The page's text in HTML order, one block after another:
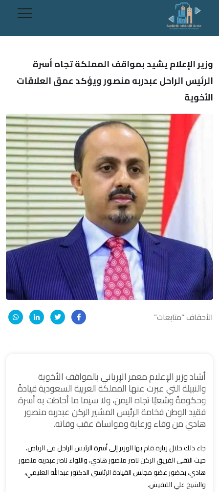
وزير الإعلام يشيد بمواقف المملكة تجاه أسرة
الرئيس الراحل عبدربه منصور ويؤكد عمق العلاقات
الأخوية
الأحقاف “متابعات”
أشاد وزير الإعلام معمر الإرياني بالمواقف الأخوية
والنبيلة التي عبرت عنها المملكة العربية السعودية قيادةً
وحكومةً وشعبًا تجاه اليمن، ولا سيما ما أحاطت به أسرة
فقيد الوطن فخامة الرئيس المشير الركن عبدربه منصور
هادي من وفاء ورعاية ومواساة عقب وفاته.
جاء ذلك خلال زيارة قام بها الوزير إلى أسرة الرئيس الراحل في الرياض،
حيث التقى الفريق الركن ناصر منصور هادي، واللواء ناصر عبدربه منصور
هادي، بحضور عضو مجلس القيادة الرئاسي الدكتور عبدالله العليمي،
والشيخ علي القفيش.